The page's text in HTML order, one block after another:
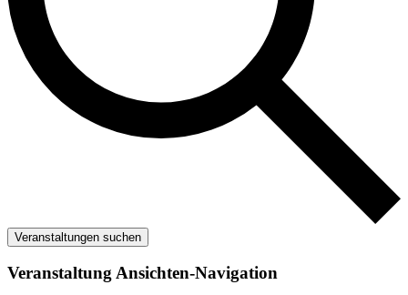
Veranstaltungen suchen
Veranstaltung Ansichten-Navigation